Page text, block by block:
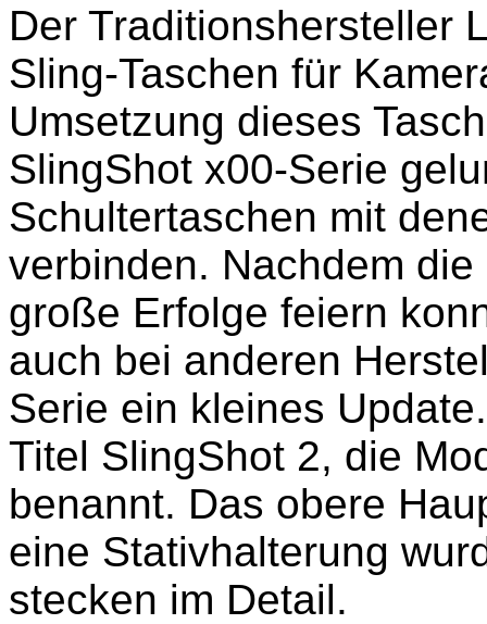
Der Traditionshersteller
Sling-Taschen für
Umsetzung dieses
SlingShot x00-Serie
Schultertaschen mit
verbinden. Nachdem
große Erfolge feiern
auch bei anderen
Serie ein kleines
Titel SlingShot 2, die
benannt. Das obere
eine Stativhalterung
stecken im Detail.